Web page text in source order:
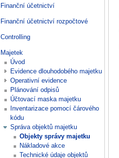
Finanční účetnictví
Finanční účetnictví rozpočtové
Controlling
Majetek
Úvod
Evidence dlouhodobého majetku
Operativní evidence
Plánování odpisů
Účtovací maska majetku
Inventarizace pomocí čárového
kódu
Správa objektů majetku
Objekty správy majetku
Nákladové akce
Technické údaje objektů